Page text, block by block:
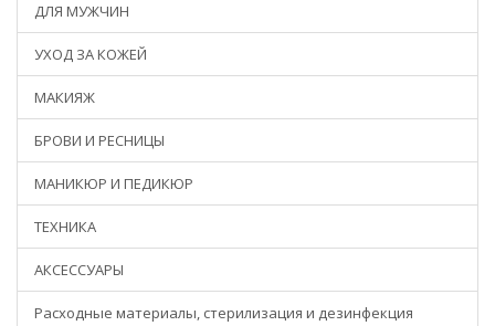
ДЛЯ МУЖЧИН
УХОД ЗА КОЖЕЙ
МАКИЯЖ
БРОВИ И РЕСНИЦЫ
МАНИКЮР И ПЕДИКЮР
ТЕХНИКА
АКСЕССУАРЫ
Расходные материалы, стерилизация и дезинфекция